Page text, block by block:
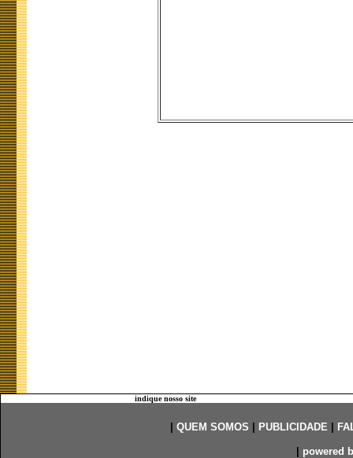
indique nosso site
QUEM SOMOS PUBLICIDADE|
powered